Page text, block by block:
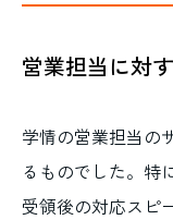
営業担当に対
学情の営業担当の
るものでした。特
受領後の対応スピ